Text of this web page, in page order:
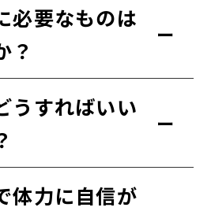
必要なものは
？
うすればいい
体力に自信が